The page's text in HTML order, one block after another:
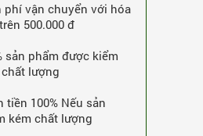
phí vận chuyển với hóa
500.000 đ
sản phẩm được kiểm
lượng
tiền 100% Nếu sản
kém chất lượng
160 viên
-8%
19283 Lượt Mua